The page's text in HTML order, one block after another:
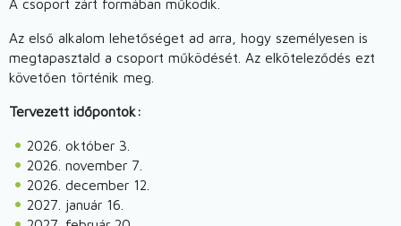
A csoport zárt formában működik.
Az első alkalom lehetőséget ad arra, hogy személyesen is
megtapasztald a csoport működését. Az elköteleződés ezt
követően történik meg.
Tervezett időpontok:
2026. október 3.
2026. november 7.
2026. december 12.
2027. január 16.